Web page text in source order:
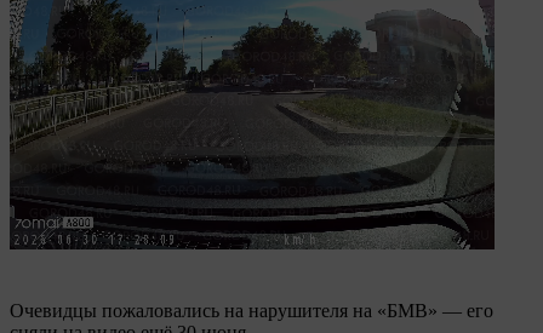
Очевидцы пожаловались на нарушителя на «БМВ» — его